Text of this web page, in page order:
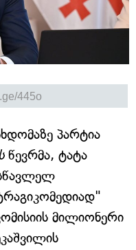
პარტია
წევრმა, ტატა
მილიონერი